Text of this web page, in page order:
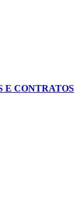
E CONTRATOS